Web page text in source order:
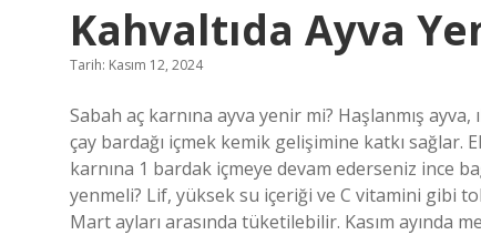
Kahvaltıda Ayva
Tarih: Kasım 12, 2024
Sabah aç karnına ayva yenir mi? Haşlanmış
çay bardağı içmek kemik gelişimine katkı sağlar.
karnına 1 bardak içmeye devam ederseniz ince
yenmeli? Lif, yüksek su içeriği ve C vitamini gibi
Mart ayları arasında tüketilebilir. Kasım ayında